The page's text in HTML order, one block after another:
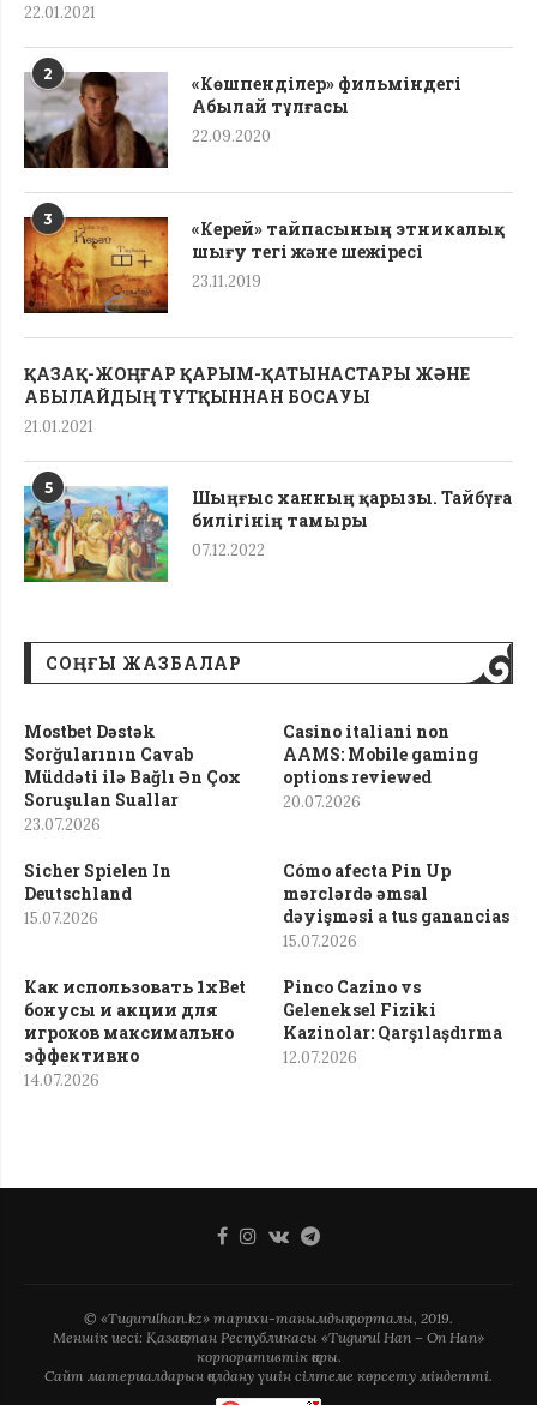
22.01.2021
2
«Көшпенділер» фильміндегі
Абылай тұлғасы
22.09.2020
3
«Керей» тайпасының этникалық
шығу тегі жəне шежіресі
23.11.2019
ҚАЗАҚ-ЖОҢҒАР ҚАРЫМ-ҚАТЫНАСТАРЫ ЖӘНЕ
АБЫЛАЙДЫҢ ТҰТҚЫННАН БОСАУЫ
21.01.2021
5
Шыңғыс ханның қарызы. Тайбұға
билігінің тамыры
07.12.2022
СОҢҒЫ ЖАЗБАЛАР
Mostbet Dəstək
Sorğularının Cavab
Müddəti ilə Bağlı Ən Çox
Soruşulan Suallar
23.07.2026
Casino italiani non
AAMS: Mobile gaming
options reviewed
20.07.2026
Sicher Spielen In
Deutschland
15.07.2026
Cómo afecta Pin Up
mərclərdə əmsal
dəyişməsi a tus ganancias
15.07.2026
Как использовать 1xBet
бонусы и акции для
игроков максимально
эффективно
14.07.2026
Pinco Cazino vs
Geleneksel Fiziki
Kazinolar: Qarşılaşdırma
12.07.2026
© «Tugurulhan.kz» тарихи-танымдық порталы, 2019.
Меншік иесі: Қазақстан Республикасы «Tugurul Han – On Han»
корпоративтік қоры.
Сайт материалдарын қолдану үшін сілтеме көрсету міндетті.